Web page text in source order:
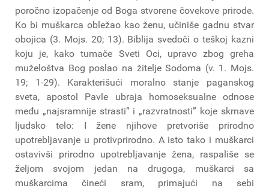
poročno izopačenje od Boga stvorene čovekove prirode.
Ko bi muškarca obležao kao ženu, učiniše gadnu stvar
obojica (3. Mojs. 20; 13). Biblija svedoči o teškoj kazni
koju je, kako tumače Sveti Oci, upravo zbog greha
muželoštva Bog poslao na žitelje Sodoma (v. 1. Mojs.
19; 1-29). Karakterišući moralno stanje paganskog
sveta, apostol Pavle ubraja homoseksualne odnose
među „najsramnije strasti” i „razvratnosti” koje skrnave
ljudsko telo: I žene njihove pretvoriše prirodno
upotrebljavanje u protivprirodno. A isto tako i muškarci
ostavivši prirodno upotrebljavanje žena, raspališe se
željom svojom jedan na drugoga, muškarci sa
muškarcima čineći sram, primajući na sebi